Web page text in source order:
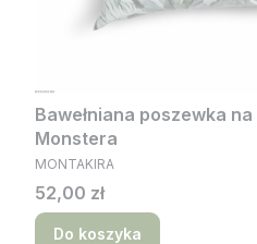
Bawełniana poszewka
Monstera
PRODUCENT
MONTAKIRA
Cena
52,00 zł
Do koszyka